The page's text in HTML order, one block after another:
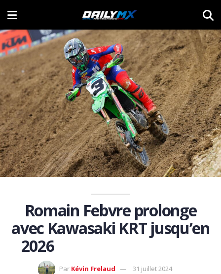
Romain Febvre prolonge
avec Kawasaki KRT jusqu’en
2026
Par Kévin Frelaud 31 juillet 2024